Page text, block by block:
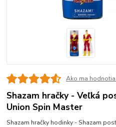
Ako ma hodnotia
Shazam hračky - Veľká
Union Spin Master
Shazam hračky hodinky - Shazam